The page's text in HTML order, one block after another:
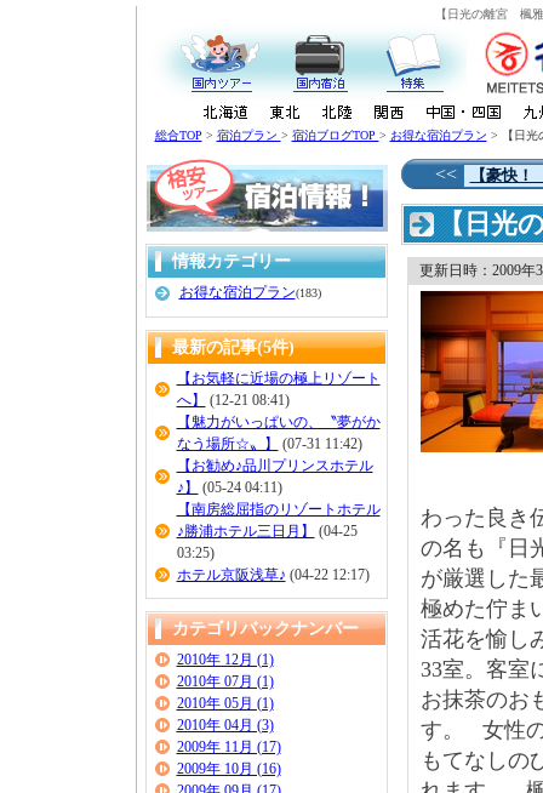
【日光の離宮 楓
総合TOP > 宿泊プラン > 宿泊ブログTOP > お得な宿泊プラン > 【日
情報カテゴリー
お得な宿泊プラン(183)
最新の記事(5件)
【お気軽に近場の極上リゾート
へ】
(12-21 08:41)
【魅力がいっぱいの、〝夢がか
なう場所☆〟】
(07-31 11:42)
【お勧め♪品川プリンスホテル
♪】
(05-24 04:11)
【南房総屈指のリゾートホテル
♪勝浦ホテル三日月】
(04-25
03:25)
ホテル京阪浅草♪ (04-22 12:17)
カテゴリバックナンバー
2010年 12月 (1)
2010年 07月 (1)
2010年 05月 (1)
2010年 04月 (3)
2009年 11月 (17)
2009年 10月 (16)
<< 【豪快
【日光
更新日時：2009年
わった良き
の名も『日
が厳選した
極めた佇ま
活花を愉し
33室。 客室
お抹茶のお
す。
女性
もてなしの